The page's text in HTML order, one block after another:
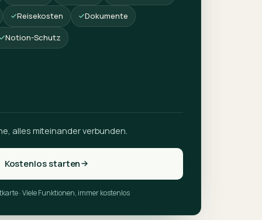
Reisekosten Dokumente
Notion-Schutz
alles miteinander verbunden.
Kostenlos starten
· Viele Funktionen, immer kostenlos